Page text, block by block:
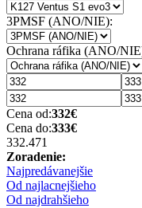
3PMSF (ANO/NIE):
Ochrana ráfika (ANO/
Cena od:332€
Cena do:333€
332.471
Zoradenie:
Najpredávanejšie
Od najlacnejšieho
Od najdrahšieho